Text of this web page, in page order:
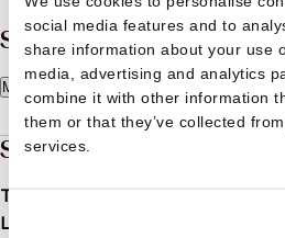
social media features and to
share information about your use
media, advertising and analytics
combine it with other information
them or that they’ve collected
services.
Samenvatting
Meer lezen
Specificaties
Taalnl
Leeftijd